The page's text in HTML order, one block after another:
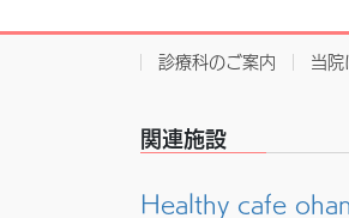
診療科のご案内 当院
関連施設
Healthy cafe